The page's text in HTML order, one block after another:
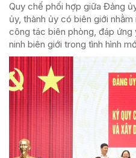
Quy chế phối hợp giữa Đảng
ủy, thành ủy có biên giới
công tác biên phòng, đáp ứng
ninh biên giới trong tình hình